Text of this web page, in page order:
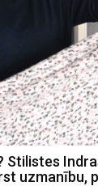
Stilistes
uzmanību,